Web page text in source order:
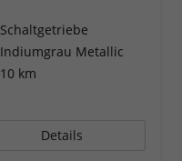
Schaltgetriebe
Indiumgrau Metallic
10 km
Details